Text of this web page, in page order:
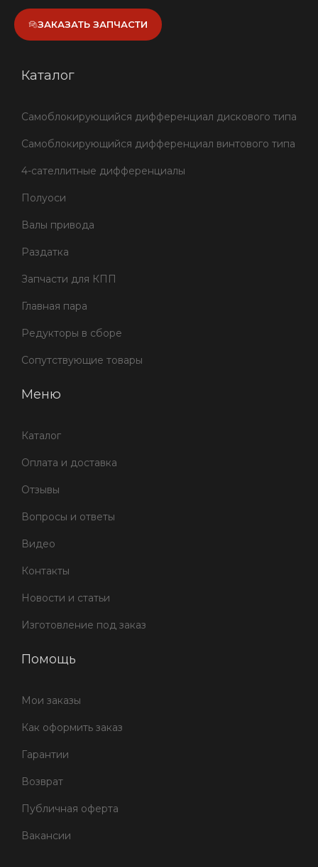
ЗАКАЗАТЬ ЗАПЧАСТИ
Каталог
Самоблокирующийся дифференциал дискового типа
Самоблокирующийся дифференциал винтового типа
4-сателлитные дифференциалы
Полуоси
Валы привода
Раздатка
Запчасти для КПП
Главная пара
Редукторы в сборе
Сопутствующие товары
Меню
Каталог
Оплата и доставка
Отзывы
Вопросы и ответы
Видео
Контакты
Новости и статьи
Изготовление под заказ
Помощь
Мои заказы
Как оформить заказ
Гарантии
Возврат
Публичная оферта
Вакансии